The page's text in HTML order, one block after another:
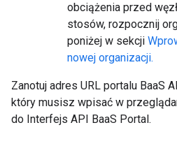
obciążenia przed
stosów, rozpocznij
poniżej w sekcji
nowej organizacji.
Zanotuj adres URL portalu BaaS
który musisz wpisać w
do Interfejs API BaaS Portal.